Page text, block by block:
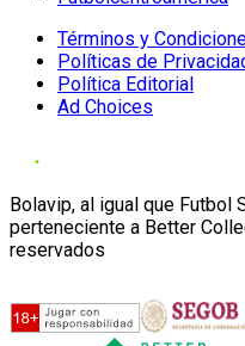
Términos y
Políticas de
Política Editorial
Ad Choices
Bolavip, al igual que Futbol
perteneciente a Better
reservados